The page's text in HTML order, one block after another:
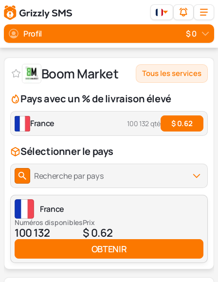
Profil $ 0
Boom Market Tous les services
Pays avec un % de livraison élevé
France 100 132 qté $ 0.62
Sélectionner le pays
Recherche par pays
France
Numéros disponibles
100 132
Prix
$ 0.62
OBTENIR